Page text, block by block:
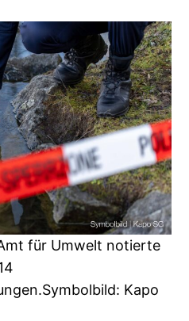
für Umwelt notierte
Kapo